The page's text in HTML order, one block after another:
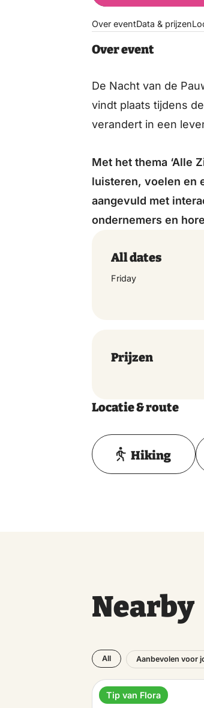
Over eventData & prijzen
Over event
De Nacht van de
vindt plaats tijdens
verandert in een
Met het thema ‘Alle
luisteren, voelen en
aangevuld met
ondernemers en
All dates
Friday
Prijzen
Locatie & route
Hiking
Nearby
All Aanbevolen voor
Museum
Tip van Flora